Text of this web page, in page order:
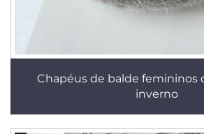
Chapéus de balde femininos
inverno